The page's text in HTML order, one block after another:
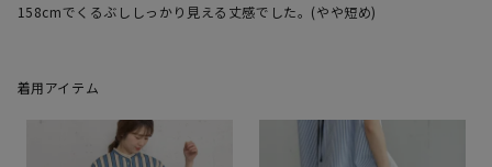
158cmでくるぶししっかり見える丈感でした。(やや短め)
着用アイテム